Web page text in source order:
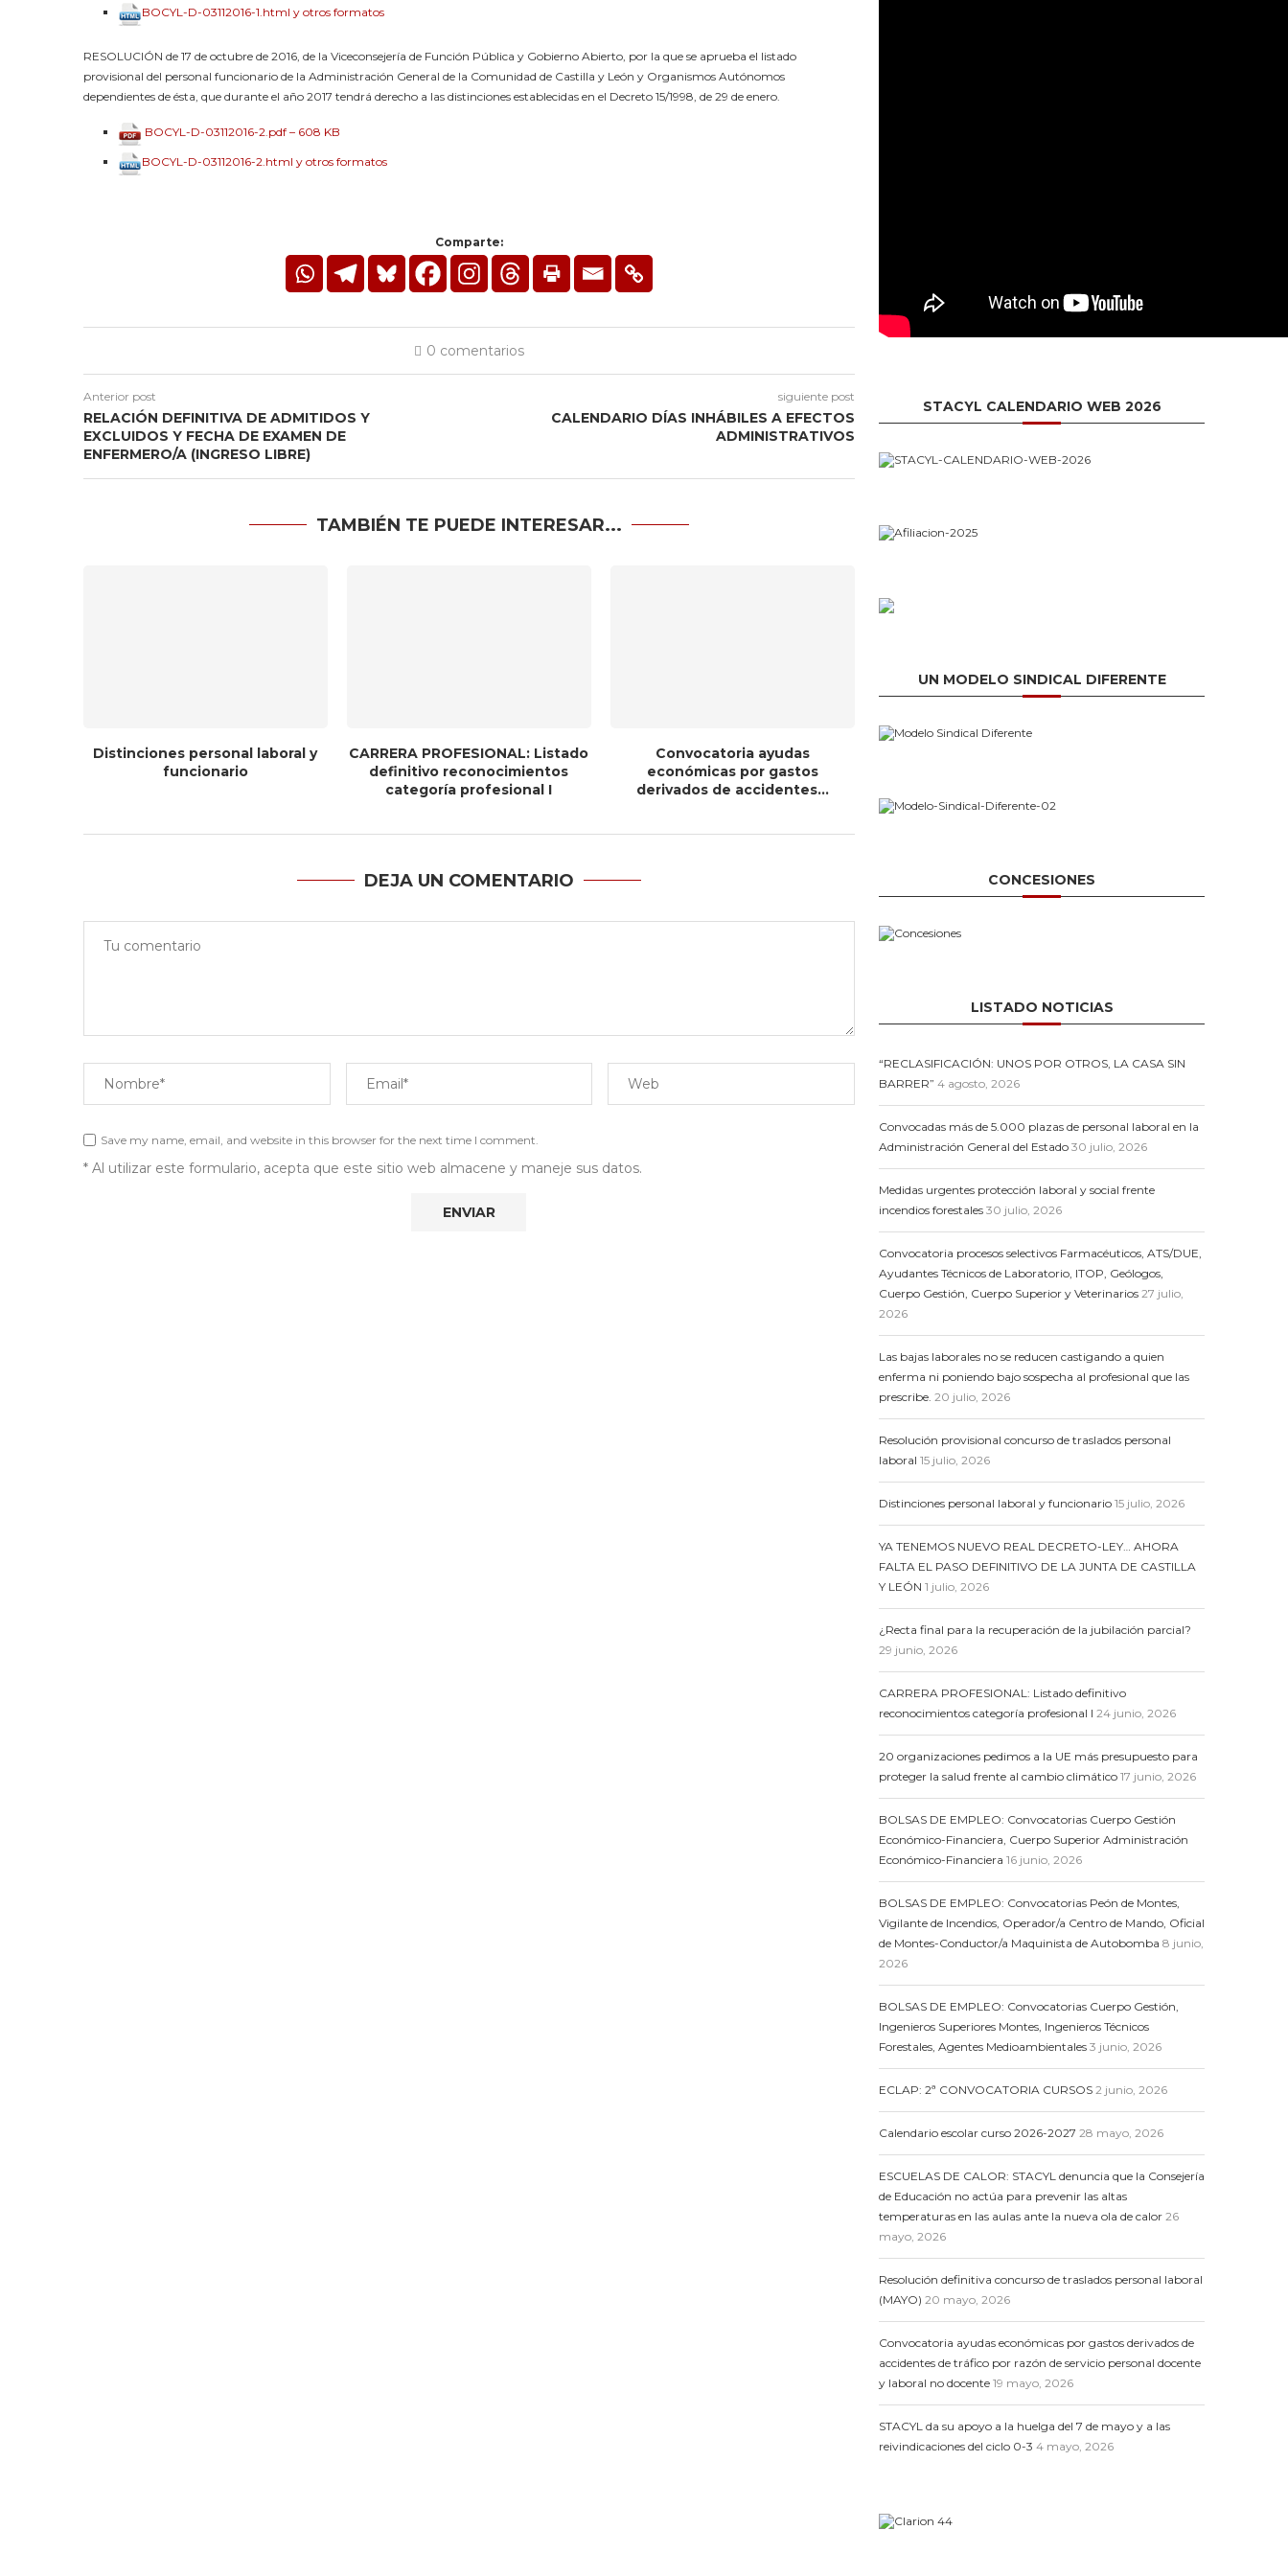
BOCYL-D-03112016-1.html y otros formatos
RESOLUCIÓN de 17 de octubre de 2016, de la Viceconsejería de Función Pública y Gobierno Abierto, por la que se aprueba el listado
provisional del personal funcionario de la Administración General de la Comunidad de Castilla y León y Organismos Autónomos
dependientes de ésta, que durante el año 2017 tendrá derecho a las distinciones establecidas en el Decreto 15/1998, de 29 de enero.
BOCYL-D-03112016-2.pdf – 608 KB
BOCYL-D-03112016-2.html y otros formatos
Comparte:
0 comentarios
Anterior post
RELACIÓN DEFINITIVA DE ADMITIDOS Y
EXCLUIDOS Y FECHA DE EXAMEN DE
ENFERMERO/A (INGRESO LIBRE)
siguiente post
CALENDARIO DÍAS INHÁBILES A EFECTOS
ADMINISTRATIVOS
TAMBIÉN TE PUEDE INTERESAR...
Distinciones personal laboral y
funcionario
CARRERA PROFESIONAL: Listado
definitivo reconocimientos
categoría profesional I
Convocatoria ayudas
económicas por gastos
derivados de accidentes...
DEJA UN COMENTARIO
Save my name, email, and website in this browser for the next time I comment.
* Al utilizar este formulario, acepta que este sitio web almacene y maneje sus datos.
STACYL CALENDARIO WEB 2026
UN MODELO SINDICAL DIFERENTE
CONCESIONES
LISTADO NOTICIAS
“RECLASIFICACIÓN: UNOS POR OTROS, LA CASA SIN
BARRER” 4 agosto, 2026
Convocadas más de 5.000 plazas de personal laboral en la
Administración General del Estado 30 julio, 2026
Medidas urgentes protección laboral y social frente
incendios forestales 30 julio, 2026
Convocatoria procesos selectivos Farmacéuticos, ATS/DUE,
Ayudantes Técnicos de Laboratorio, ITOP, Geólogos,
Cuerpo Gestión, Cuerpo Superior y Veterinarios 27 julio,
2026
Las bajas laborales no se reducen castigando a quien
enferma ni poniendo bajo sospecha al profesional que las
prescribe. 20 julio, 2026
Resolución provisional concurso de traslados personal
laboral 15 julio, 2026
Distinciones personal laboral y funcionario 15 julio, 2026
YA TENEMOS NUEVO REAL DECRETO-LEY… AHORA
FALTA EL PASO DEFINITIVO DE LA JUNTA DE CASTILLA
Y LEÓN 1 julio, 2026
¿Recta final para la recuperación de la jubilación parcial?
29 junio, 2026
CARRERA PROFESIONAL: Listado definitivo
reconocimientos categoría profesional I 24 junio, 2026
20 organizaciones pedimos a la UE más presupuesto para
proteger la salud frente al cambio climático 17 junio, 2026
BOLSAS DE EMPLEO: Convocatorias Cuerpo Gestión
Económico-Financiera, Cuerpo Superior Administración
Económico-Financiera 16 junio, 2026
BOLSAS DE EMPLEO: Convocatorias Peón de Montes,
Vigilante de Incendios, Operador/a Centro de Mando, Oficial
de Montes-Conductor/a Maquinista de Autobomba 8 junio,
2026
BOLSAS DE EMPLEO: Convocatorias Cuerpo Gestión,
Ingenieros Superiores Montes, Ingenieros Técnicos
Forestales, Agentes Medioambientales 3 junio, 2026
ECLAP: 2ª CONVOCATORIA CURSOS 2 junio, 2026
Calendario escolar curso 2026-2027 28 mayo, 2026
ESCUELAS DE CALOR: STACYL denuncia que la Consejería
de Educación no actúa para prevenir las altas
temperaturas en las aulas ante la nueva ola de calor 26
mayo, 2026
Resolución definitiva concurso de traslados personal laboral
(MAYO) 20 mayo, 2026
Convocatoria ayudas económicas por gastos derivados de
accidentes de tráfico por razón de servicio personal docente
y laboral no docente 19 mayo, 2026
STACYL da su apoyo a la huelga del 7 de mayo y a las
reivindicaciones del ciclo 0-3 4 mayo, 2026